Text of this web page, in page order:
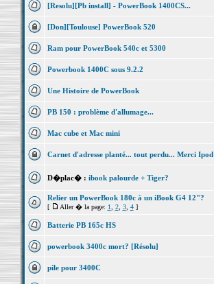
[Resolu][Pb install] - PowerBook 1400CS...
[Don][Toulouse] PowerBook 520
Ram pour PowerBook 540c et 5300
Powerbook 1400C sous 9.2.2
Une Histoire de PowerBook
PB 150 : problème d'allumage...
Mac cube et Mac mini
Carnet d'adresse planté... tout perdu... Merci Ipod
D�plac� : ibook palourde + Tiger?
Relier un PowerBook 180c à un iBook G4 12"?
[ Aller � la page: 1 2, 3, 4]
Batterie PB 165c HS
powerbook 3400c mort? [Résolu]
pile pour 3400C